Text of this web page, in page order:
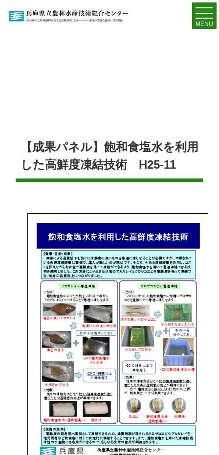
MENU
【成果パネル】飽和食塩水を利用
した高鮮度凍結技術 H25-11